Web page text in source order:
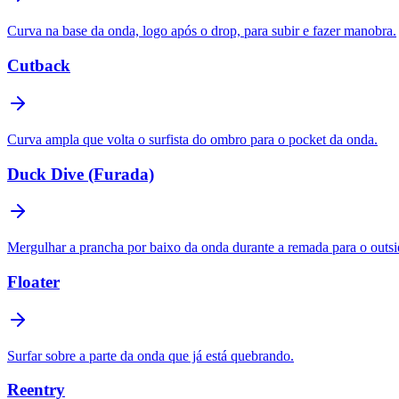
Curva na base da onda, logo após o drop, para subir e fazer manobra.
Cutback
Curva ampla que volta o surfista do ombro para o pocket da onda.
Duck Dive (Furada)
Mergulhar a prancha por baixo da onda durante a remada para o
Floater
Surfar sobre a parte da onda que já está quebrando.
Reentry